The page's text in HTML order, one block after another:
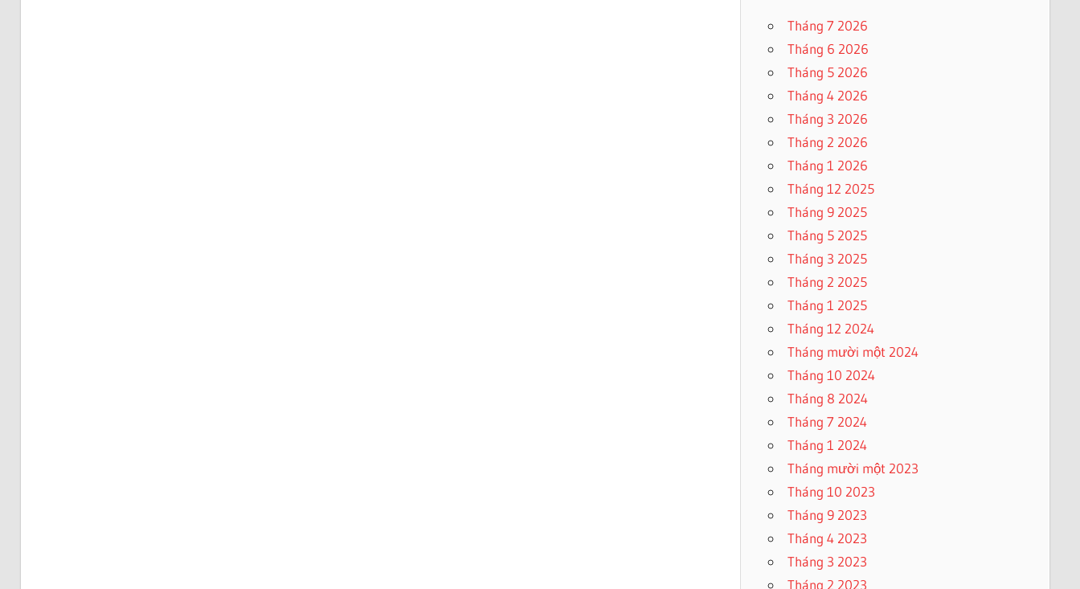
Tháng 7 2026
Tháng 6 2026
Tháng 5 2026
Tháng 4 2026
Tháng 3 2026
Tháng 2 2026
Tháng 1 2026
Tháng 12 2025
Tháng 9 2025
Tháng 5 2025
Tháng 3 2025
Tháng 2 2025
Tháng 1 2025
Tháng 12 2024
Tháng mười một 2024
Tháng 10 2024
Tháng 8 2024
Tháng 7 2024
Tháng 1 2024
Tháng mười một 2023
Tháng 10 2023
Tháng 9 2023
Tháng 4 2023
Tháng 3 2023
Tháng 2 2023